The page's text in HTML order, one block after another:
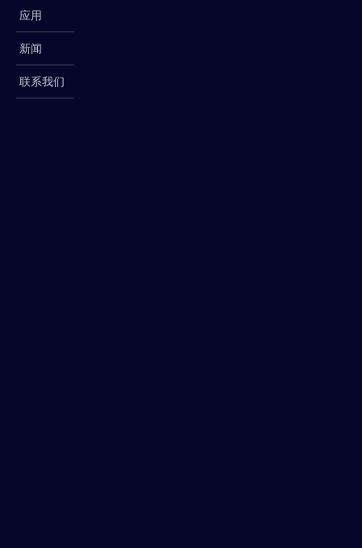
应用
新闻
联系我们